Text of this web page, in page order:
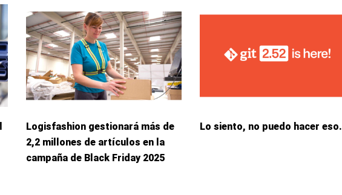
Logisfashion gestionará más de
2,2 millones de artículos en la
campaña de Black Friday 2025
Lo siento, no puedo hacer eso.